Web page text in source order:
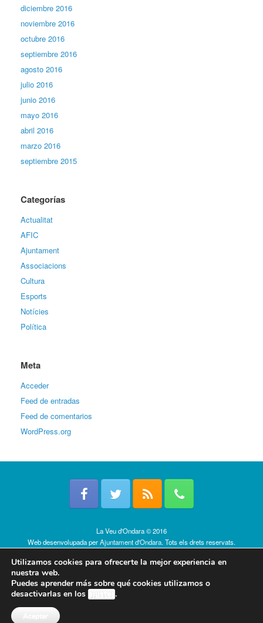
diciembre 2016
noviembre 2016
octubre 2016
septiembre 2016
agosto 2016
julio 2016
junio 2016
mayo 2016
abril 2016
marzo 2016
septiembre 2015
Categorías
Actualitat
AFIC
Ajuntament
Associacions
Cultura
Esports
Notícies
Política
Meta
Acceder
Feed de entradas
Feed de comentarios
WordPress.org
La Veu d'Ondara © 2016
Web desenvolupada perAjuntament d'Ondara. Tots els drets reservats.
Utilizamos cookies para ofrecerte la mejor experiencia en
nuestra web.
Puedes aprender más sobre qué cookies utilizamos o
desactivarlas en los ajustes.